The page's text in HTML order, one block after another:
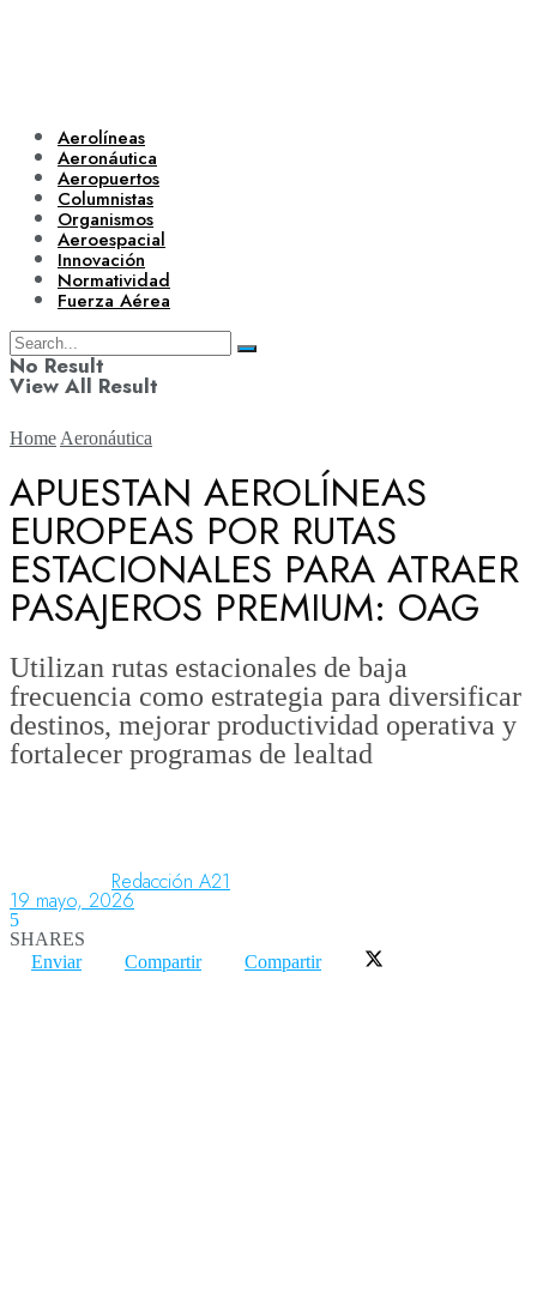
Aerolíneas
Aeronáutica
Aeropuertos
Columnistas
Organismos
Aeroespacial
Innovación
Normatividad
Fuerza Aérea
No Result
View All Result
Aerolíneas
Aeronáutica
Aeropuertos
Organismos
Aeroespacial
Home Aeronáutica
APUESTAN AEROLÍNEAS
EUROPEAS POR RUTAS
ESTACIONALES PARA ATRAER
PASAJEROS PREMIUM: OAG
Utilizan rutas estacionales de baja
frecuencia como estrategia para diversificar
destinos, mejorar productividad operativa y
fortalecer programas de lealtad
Redacción A21
19 mayo, 2026
5
SHARES
Enviar
Compartir Compartir